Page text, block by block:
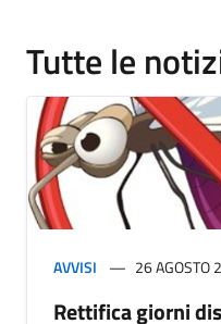
Tutte le
AVVISI 26 AGOSTO
Rettifica giorni